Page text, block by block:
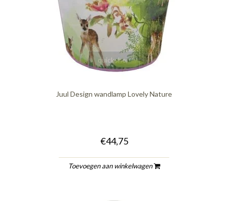
quickshop
Juul Design wandlamp Lovely Nature
€44,75
Toevoegen aan winkelwagen